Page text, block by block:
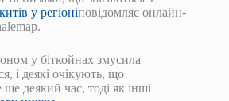
у регіоніповідомляє онлайн-
у біткойнах змусила
і деякі очікують, що
ще деякий час, тоді як інші